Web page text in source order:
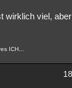
wirklich viel,
ICH...